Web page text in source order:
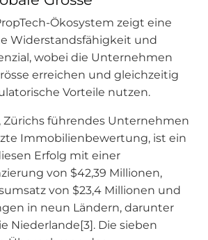
Ökosystem zeigt eine
Widerstandsfähigkeit und
wobei die Unternehmen
erreichen und gleichzeitig
Vorteile nutzen.
Zürichs führendes Unternehmen
Immobilienbewertung, ist ein
Erfolg mit einer
von $42,39 Millionen,
von $23,4 Millionen und
in neun Ländern, darunter
Niederlande[3]. Die sieben